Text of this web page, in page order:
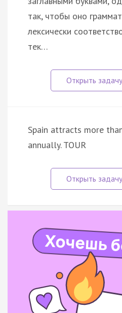
так, чтобы оно
лексически
тек…
Spain attracts more than
annually. TOUR